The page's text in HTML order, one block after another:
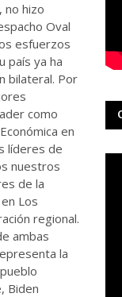
no hizo
Oval
esfuerzos
país ya ha
bilateral. Por
como
en
líderes de
nuestros
de la
Los
regional.
ambas
la
Biden